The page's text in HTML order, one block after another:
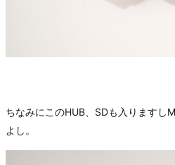
ちなみにこのHUB、SDも入りますし
よし。